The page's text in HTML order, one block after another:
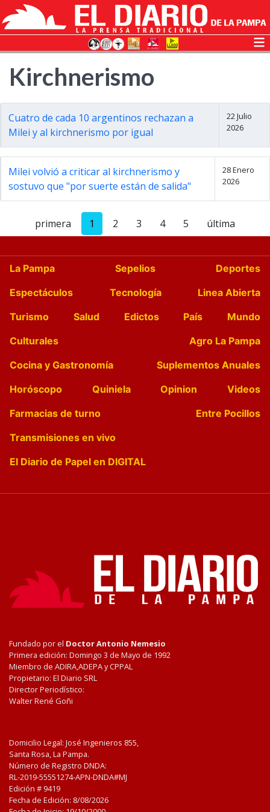
Kirchnerismo
Cuatro de cada 10 argentinos rechazan a
Milei y al kirchnerismo por igual
22 Julio
2026
Milei volvió a criticar al kirchnerismo y
sostuvo que "por suerte están de salida"
28 Enero
2026
primera 1 2 3 4 5 última
La Pampa Sepelios
Deportes
Espectáculos
Tecnología
Linea Abierta
Turismo
Salud Edictos País
Mundo
Culturales
Agro La Pampa
Cocina y Gastronomía
Suplementos Anuales
Horóscopo
Quiniela Opinion
Videos
Farmacias de turno
Entre Pocillos
Transmisiones en vivo
El Diario de Papel en DIGITAL
Fundado por el Doctor Antonio Nemesio
Primera edición: Domingo 3 de Mayo de 1992
Miembro de ADIRA,ADEPA y CPPAL
Propietario: El Diario SRL
Director Periodístico:
Walter René Goñi
Domicilio Legal: José Ingenieros 855,
Santa Rosa, La Pampa.
Número de Registro DNDA:
RL-2019-55551274-APN-DNDA#MJ
Edición # 9419
Fecha de Edición: 8/08/2026